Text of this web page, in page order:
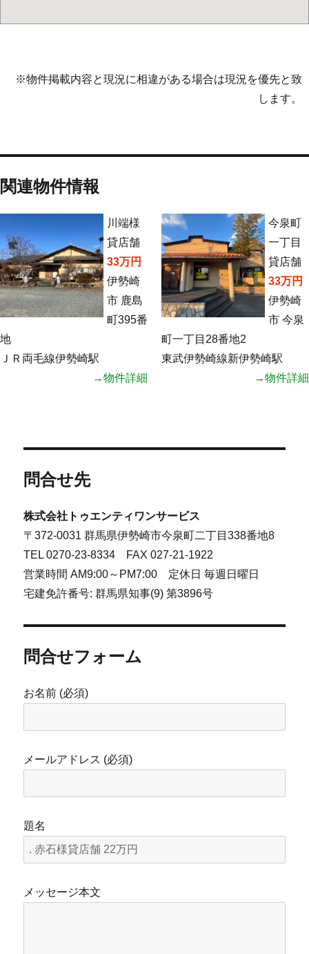
※物件掲載内容と現況に相違がある場合は現況を優先と致
します。
関連物件情報
川端様
貸店舗
33万円
伊勢崎
市 鹿島
町395番
地
ＪＲ両毛線伊勢崎駅
→物件詳細
今泉町
一丁目
貸店舗
33万円
伊勢崎
市 今泉
町一丁目28番地2
東武伊勢崎線新伊勢崎駅
→物件詳細
問合せ先
株式会社トゥエンティワンサービス
〒372-0031 群馬県伊勢崎市今泉町二丁目338番地8
TEL 0270-23-8334 FAX 027-21-1922
営業時間 AM9:00～PM7:00 定休日 毎週日曜日
宅建免許番号: 群馬県知事(9) 第3896号
問合せフォーム
お名前 (必須)
メールアドレス (必須)
題名
メッセージ本文